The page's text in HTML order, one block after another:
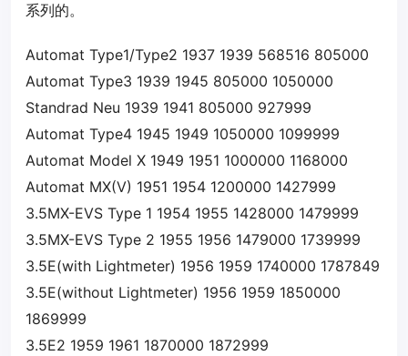
系列的。
Automat Type1/Type2 1937 1939 568516 805000
Automat Type3 1939 1945 805000 1050000
Standrad Neu 1939 1941 805000 927999
Automat Type4 1945 1949 1050000 1099999
Automat Model X 1949 1951 1000000 1168000
Automat MX(V) 1951 1954 1200000 1427999
3.5MX-EVS Type 1 1954 1955 1428000 1479999
3.5MX-EVS Type 2 1955 1956 1479000 1739999
3.5E(with Lightmeter) 1956 1959 1740000 1787849
3.5E(without Lightmeter) 1956 1959 1850000
1869999
3.5E2 1959 1961 1870000 1872999